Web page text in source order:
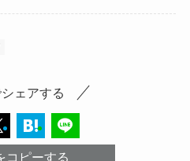
ェアする
コピーする